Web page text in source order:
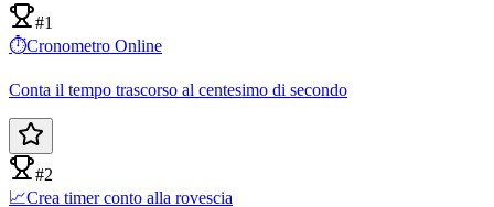
#1
⏱️Cronometro Online
Conta il tempo trascorso al centesimo di secondo
#2
📈Crea timer conto alla rovescia